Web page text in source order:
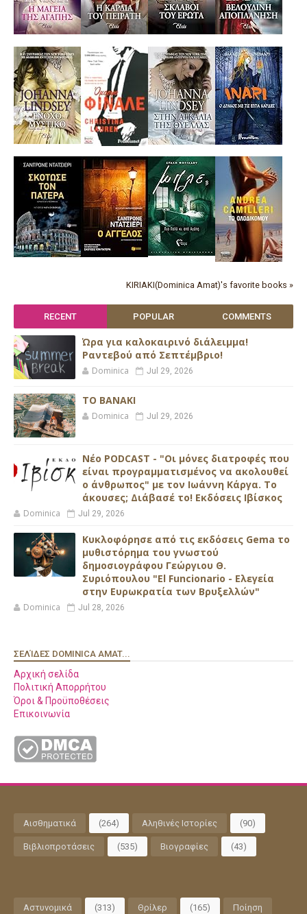
KIRIAKI(Dominica Amat)'s favorite books »
RECENT POPULAR COMMENTS
Ώρα για καλοκαιρινό διάλειμμα!
Ραντεβού από Σεπτέμβριο!
Dominica Jul 29, 2026
ΤΟ ΒΑΝΑΚΙ
Dominica Jul 29, 2026
Νέο PODCAST - "Οι μόνες διατροφές που
είναι προγραμματισμένος να ακολουθεί
ο άνθρωπος" με τον Ιωάννη Κάργα. Το
άκουσες; Διάβασέ το! Εκδόσεις Ιβίσκος
Dominica Jul 29, 2026
Κυκλοφόρησε από τις εκδόσεις Gema το
μυθιστόρημα του γνωστού
δημοσιογράφου Γεώργιου Θ.
Συριόπουλου "El Funcionario - Ελεγεία
στην Ευρωκρατία των Βρυξελλών"
Dominica Jul 28, 2026
ΣΕΛΊΔΕΣ DOMINICA AMAT...
Αρχική σελίδα
Πολιτική Απορρήτου
Όροι & Προϋποθέσεις
Επικοινωνία
Αισθηματικά (264) Αληθινές Ιστορίες (90)
Βιβλιοπροτάσεις (535) Βιογραφίες (43)
Αστυνομικά (313) Θρίλερ (165) Ποίηση